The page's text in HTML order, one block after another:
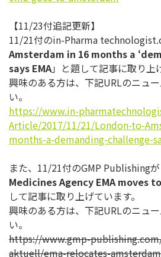
【11/23付追記更新】
11/21付のin-Pharma
Amsterdam in 16 months a
says EMA」と題して記事に取り上
興味のある方は、下記URLのニュ
い。
https://www.in-
Article/2017/11/21/London-to-
months-a-demanding-challenge-
また、11/21付のGMP Publishing
Medicines Agency EMA moves
して記事に取り上げています。
興味のある方は、下記URLのニュ
い。
https://www.gmp-publishing.
aktuell/ema-relocates-